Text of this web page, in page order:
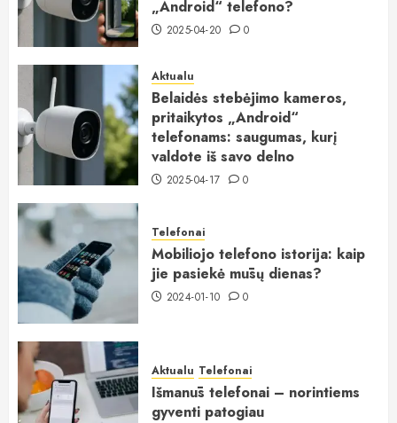
„Android“ telefono?
2025-04-20 0
Aktualu
Belaidės stebėjimo kameros,
pritaikytos „Android“
telefonams: saugumas, kurį
valdote iš savo delno
2025-04-17 0
Telefonai
Mobiliojo telefono istorija: kaip
jie pasiekė mūsų dienas?
2024-01-10 0
Aktualu Telefonai
Išmanūs telefonai – norintiems
gyventi patogiau